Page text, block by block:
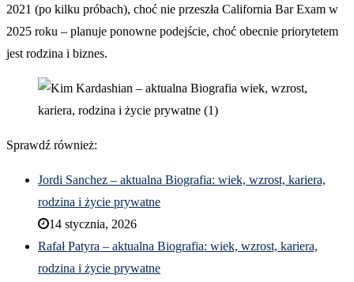
2021 (po kilku próbach), choć nie przeszła California Bar Exam w
2025 roku – planuje ponowne podejście, choć obecnie priorytetem
jest rodzina i biznes.
Sprawdź również:
Jordi Sanchez – aktualna Biografia: wiek, wzrost, kariera,
rodzina i życie prywatne
14 stycznia, 2026
Rafał Patyra – aktualna Biografia: wiek, wzrost, kariera,
rodzina i życie prywatne